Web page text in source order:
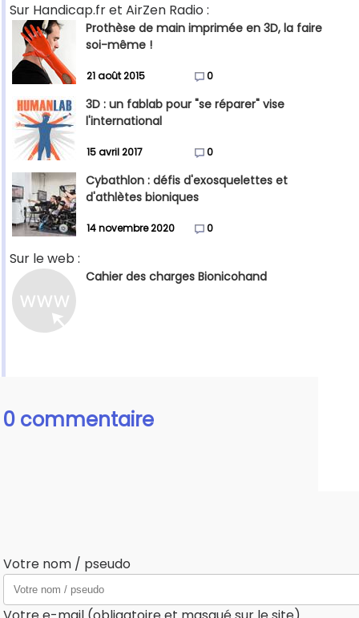
Sur Handicap.fr et AirZen Radio :
Prothèse de main imprimée en 3D, la faire
soi-même !
21 août 2015 0
3D : un fablab pour "se réparer" vise
l'international
15 avril 2017 0
Cybathlon : défis d'exosquelettes et
d'athlètes bioniques
14 novembre 2020 0
Sur le web :
Cahier des charges Bionicohand
0 commentaire
Votre nom / pseudo